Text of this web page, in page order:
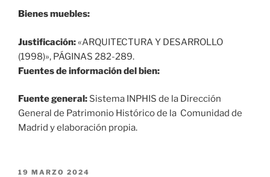
Bienes muebles:
Justificación:«ARQUITECTURA Y DESARROLLO
(1998)», PÁGINAS 282-289.
Fuentes de información del bien:
Fuente general: Sistema INPHIS de la Dirección
General de Patrimonio Histórico de la Comunidad de
Madrid y elaboración propia.
PUBLICADO
19 MARZO 2024